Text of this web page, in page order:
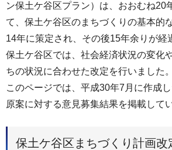
ン保土ケ谷区プラン）は、おおむね20
て、保土ケ谷区のまちづくりの基本的
14年に策定され、その後15年余りが経
保土ケ谷区では、社会経済状況の変化
ちの状況に合わせた改定を行いました。
このページでは、平成30年7月に作成
原案に対する意見募集結果を掲載して
保土ケ谷区まちづくり計画改